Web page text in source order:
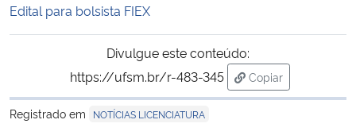
Ministério de Minas e Energia
Ministério da Ciência, Tecnologia, Inovações e Comunicações
Ministério do Meio Ambiente
Edital para bolsista FIEX
Divulgue este conteúdo:
https://ufsm.br/r-483-345
Copiar
para área de
Registrado em
NOTÍCIAS LICENCIATURA